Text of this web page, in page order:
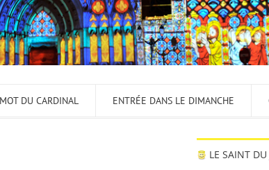
MOT DU CARDINAL ENTRÉE DANS LE DIMANCHE
LE SAINT DU